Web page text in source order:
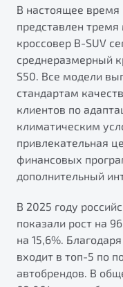
Универсальный
от 2 499 990 ₽*
Обзор В наличии
Запись на
Калькулятор ТО
Клиентская
В настоящее время
представлен
кроссовер B-SUV
среднеразмерный
S50. Все модели
стандартам
клиентов по
климатическим
привлекательная
финансовых
дополнительный
В 2025 году
показали рост на
на 15,6%.
входит в топ-5 по
автобрендов. В